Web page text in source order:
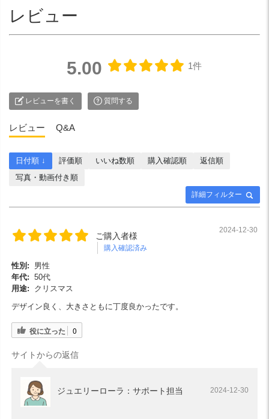
レビュー
5.00 1件
レビューを書く 質問する
レビュー Q&A
詳細フィルター
日付順 ↓ 評価順 いいね数順 購入確認順
返信順
写真・動画付き順
ご購入者様
購入確認済み
2024-12-30
性別:
男性
年代: 50代
用途:
クリスマス
デザイン良く、大きさともに丁度良かったです。
役に立った 0
サイトからの返信
ジュエリーローラ：サポート担当 2024-12-30